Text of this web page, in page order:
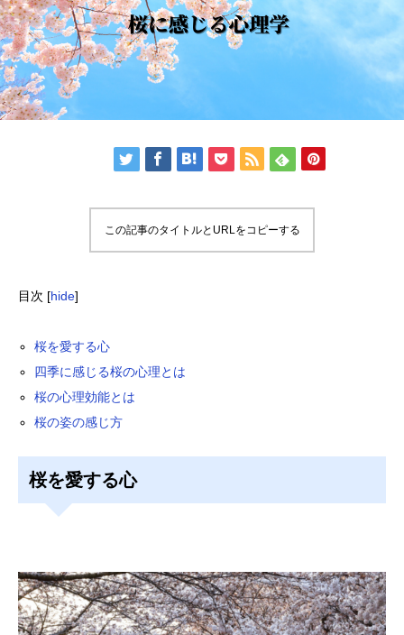
この記事のタイトルとURLをコピーする
目次 [hide]
桜を愛する心
四季に感じる桜の心理とは
桜の心理効能とは
桜の姿の感じ方
桜を愛する心